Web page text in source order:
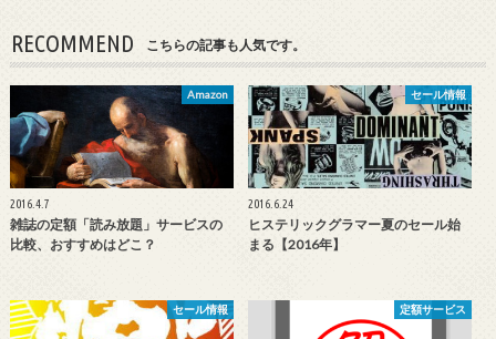
RECOMMEND こちらの記事も人気です。
Amazon
2016.4.7
雑誌の定額「読み放題」サービスの
比較、おすすめはどこ？
セール情報
2016.6.24
ヒステリックグラマー夏のセール始
まる【2016年】
セール情報 定額サービス